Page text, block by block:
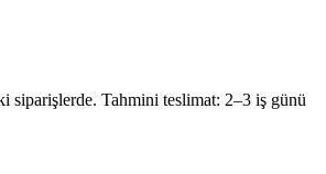
siparişlerde. Tahmini teslimat: 2–3 iş günü